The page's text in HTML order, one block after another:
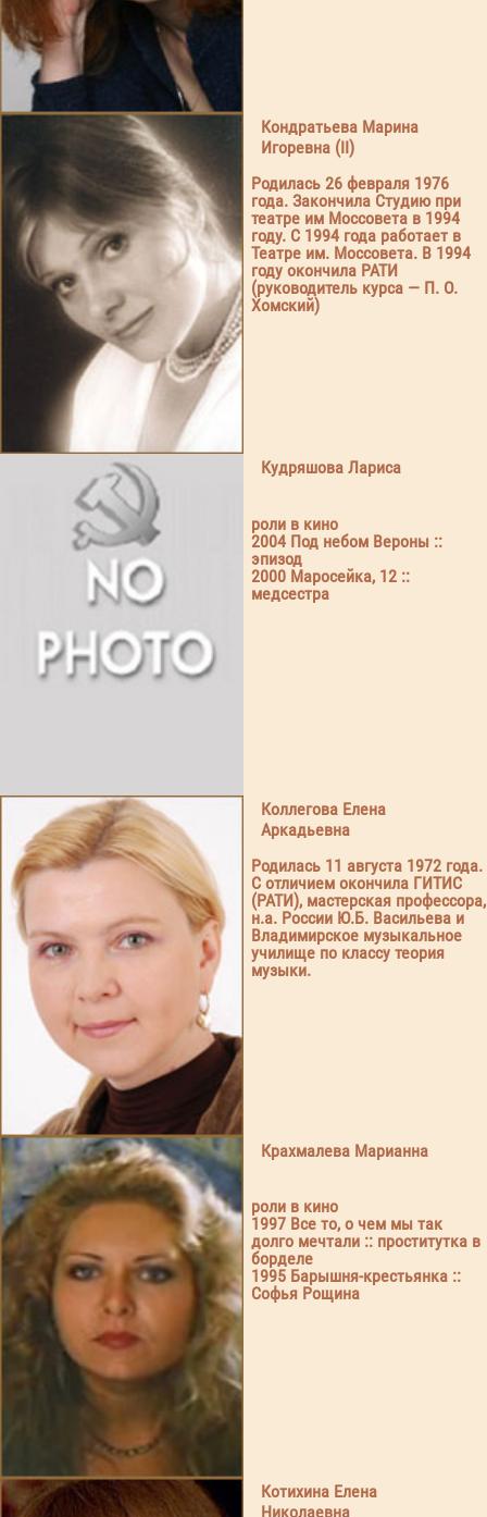
Кондратьева Марина
Игоревна (II)
Родилась 26 февраля 1976
года. Закончила Студию при
театре им Моссовета в 1994
году. С 1994 года работает в
Театре им. Моссовета. В 1994
году окончила РАТИ
(руководитель курса — П. О.
Хомский)
Кудряшова Лариса
роли в кино
2004 Под небом Вероны ::
эпизод
2000 Маросейка, 12 ::
медсестра
Коллегова Елена
Аркадьевна
Родилась 11 августа 1972 года.
С отличием окончила ГИТИС
(РАТИ), мастерская профессора,
н.а. России Ю.Б. Васильева и
Владимирское музыкальное
училище по классу теория
музыки.
Крахмалева Марианна
роли в кино
1997 Все то, о чем мы так
долго мечтали :: проститутка в
борделе
1995 Барышня-крестьянка ::
Софья Рощина
Котихина Елена
Николаевна